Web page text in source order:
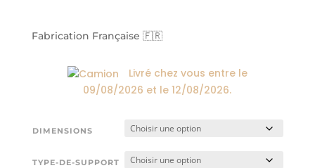
Fabrication Française 🇫🇷
Livré chez vous entre le
09/08/2026 et le12/08/2026.
DIMENSIONS
TYPE-DE-SUPPORT